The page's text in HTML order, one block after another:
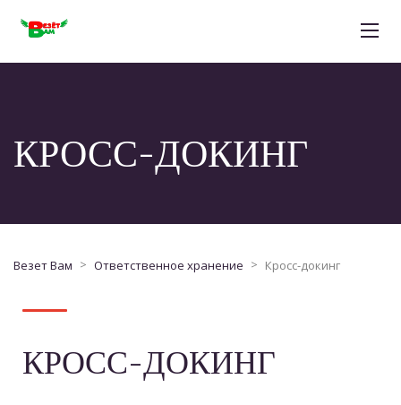
КРОСС-ДОКИНГ
Везет Вам > Ответственное хранение > Кросс-докинг
КРОСС-ДОКИНГ